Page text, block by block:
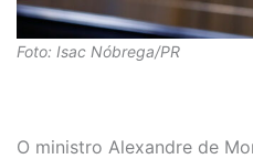
Foto: Isac Nóbrega/PR
O ministro Alexandre de